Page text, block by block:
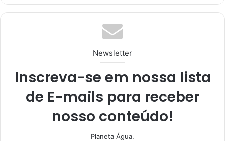
te
Newsletter
Inscreva-se em nossa lista
de E-mails para receber
nosso conteúdo!
Planeta Água.